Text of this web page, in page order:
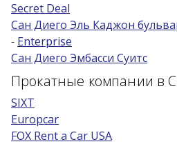
Secret Deal
Сан Диего Эль Каджон
- Enterprise
Сан Диего Эмбасси Суитс
Прокатные компании в
SIXT
Europcar
FOX Rent a Car USA